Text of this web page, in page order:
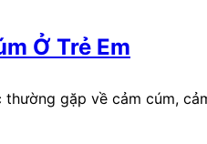
Ở Trẻ Em
gặp về cảm cúm,